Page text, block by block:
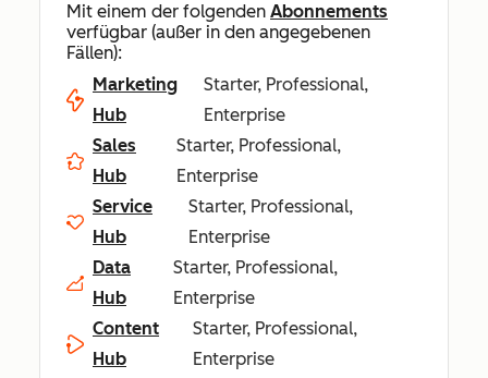
Mit einem der folgenden Abonnements
verfügbar (außer in den angegebenen
Fällen):
Marketing
Hub
Starter, Professional,
Enterprise
Sales
Hub
Starter, Professional,
Enterprise
Service
Hub
Starter, Professional,
Enterprise
Data
Hub
Starter, Professional,
Enterprise
Content
Hub
Starter, Professional,
Enterprise